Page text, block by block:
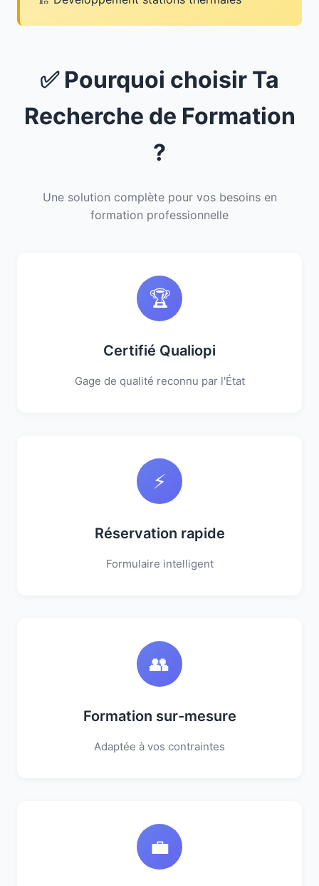
✅ Pourquoi choisir Ta
Recherche de Formation
?
Une solution complète pour vos besoins en
formation professionnelle
🏆
Certifié Qualiopi
Gage de qualité reconnu par l'État
⚡
Réservation rapide
Formulaire intelligent
👥
Formation sur-mesure
Adaptée à vos contraintes
💼